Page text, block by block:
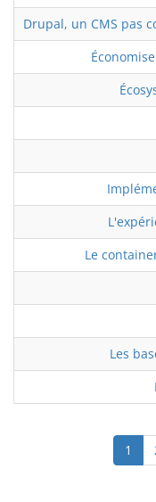
Drupal, un CMS pas
Le
Les
Page
1